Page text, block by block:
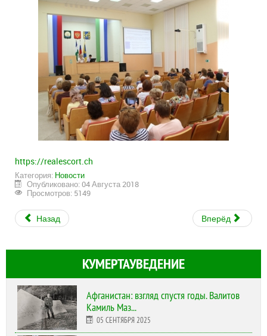
https://realescort.ch
Категория: Новости
Опубликовано: 04 Августа 2018
Просмотров: 5149
Назад Вперёд
КУМЕРТАУВЕДЕНИЕ
Афганистан: взгляд спустя годы. Валитов
Камиль Маз...
05 СЕНТЯБРЯ 2025